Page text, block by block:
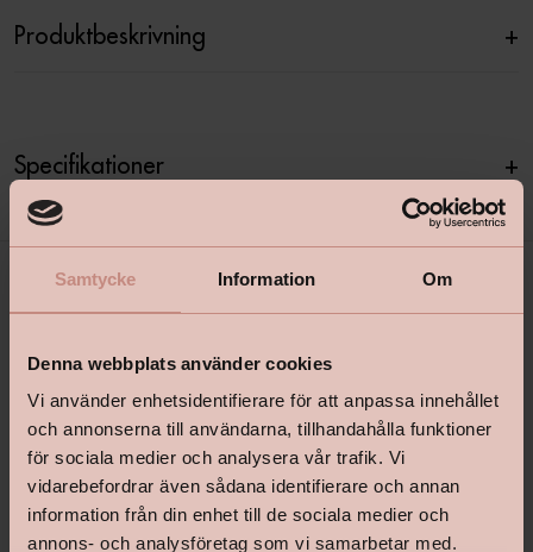
Samtycke Information Om
Denna webbplats använder cookies
Vi använder enhetsidentifierare för att anpassa innehållet
och annonserna till användarna, tillhandahålla funktioner
för sociala medier och analysera vår trafik. Vi
vidarebefordrar även sådana identifierare och annan
information från din enhet till de sociala medier och
annons- och analysföretag som vi samarbetar med.
Produktbeskrivning +
Specifikationer +
shop@happyhomes.se
Vanliga frågor & svar